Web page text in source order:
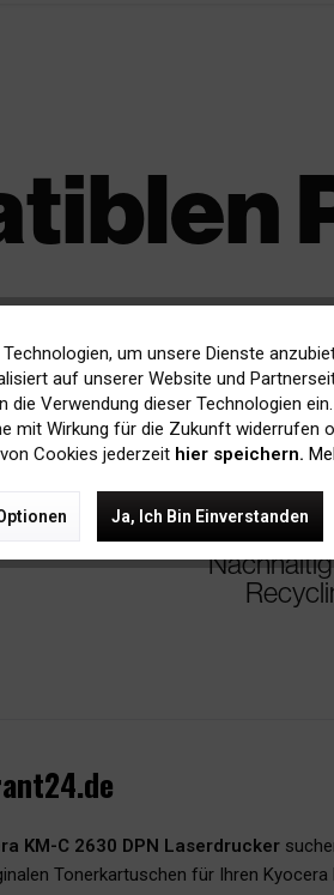
KM-C 2630 DPN Laserdrucker
Tonerkartuschen für Ihren Kyocera
um unsere Dienste
auf unserer Website und
die Verwendung dieser Technologien
mit Wirkung für die Zukunft widerrufen
Cookies jederzeit hier speichern.
Ja, Ich Bin Einverstanden